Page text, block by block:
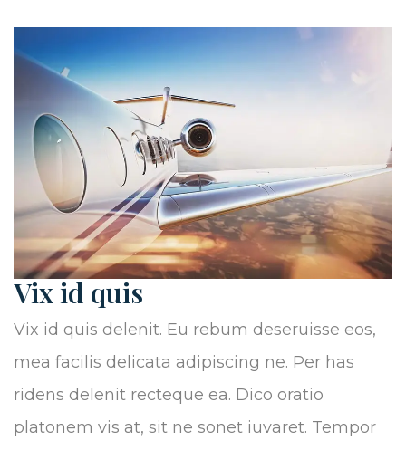
Vix id quis
Vix id quis delenit. Eu rebum deseruisse eos,
mea facilis delicata adipiscing ne. Per has
ridens delenit recteque ea. Dico oratio
platonem vis at, sit ne sonet iuvaret. Tempor